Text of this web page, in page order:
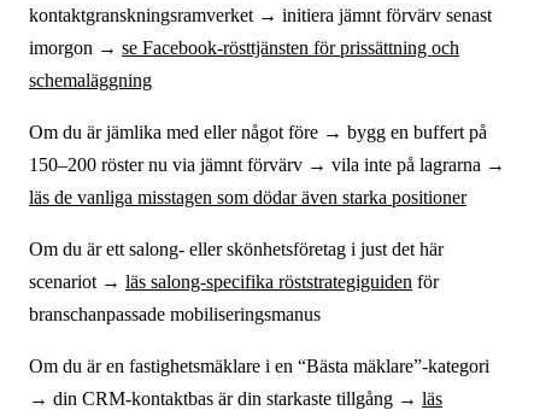
kontaktgranskningsramverket → initiera jämnt förvärv senast
imorgon → se Facebook-rösttjänsten för prissättning och
schemaläggning
Om du är jämlika med eller något före → bygg en buffert på
150–200 röster nu via jämnt förvärv → vila inte på lagrarna →
läs de vanliga misstagen som dödar även starka positioner
Om du är ett salong- eller skönhetsföretag i just det här
scenariot → läs salong-specifika röststrategiguiden för
branschanpassade mobiliseringsmanus
Om du är en fastighetsmäklare i en “Bästa mäklare”-kategori
→ din CRM-kontaktbas är din starkaste tillgång → läs